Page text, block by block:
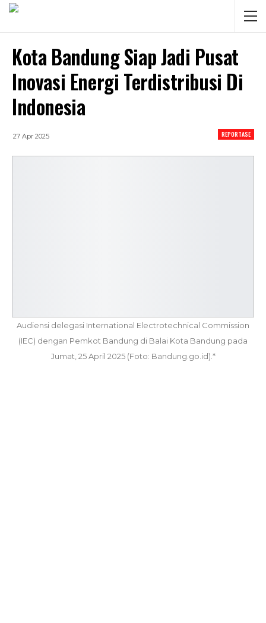
Kota Bandung Siap Jadi Pusat
Inovasi Energi Terdistribusi Di
Indonesia
REPORTASE
27 Apr 2025
Audiensi delegasi International Electrotechnical Commission
(IEC) dengan Pemkot Bandung di Balai Kota Bandung pada
Jumat, 25 April 2025 (Foto: Bandung.go.id).*